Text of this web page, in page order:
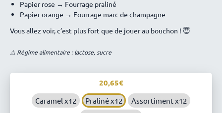
Papier rose → Fourrage praliné
Papier orange → Fourrage marc de champagne
Vous allez voir, c’est plus fort que de jouer au bouchon ! 😇
⚠ Régime alimentaire : lactose, sucre
20,65
Caramel x12 Praliné x12
Assortiment x12